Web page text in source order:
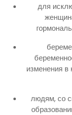
для
изменения в
людям, со